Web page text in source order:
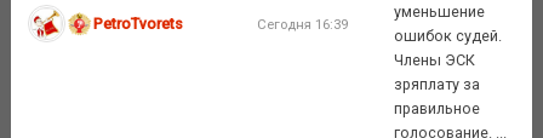
PetroTvorets Сегодня 16:39
уменьшение
ошибок судей.
Члены ЭСК
зряплату за
правильное
голосование. ...